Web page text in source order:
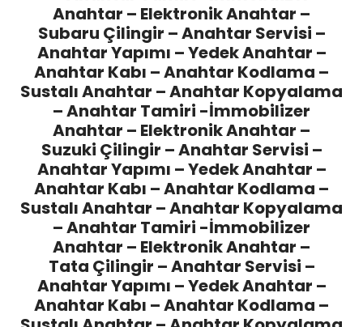
Anahtar – Elektronik Anahtar –
Subaru Çilingir – Anahtar Servisi –
Anahtar Yapımı – Yedek Anahtar –
Anahtar Kabı – Anahtar Kodlama –
Sustalı Anahtar – Anahtar Kopyalama
– Anahtar Tamiri -İmmobilizer
Anahtar – Elektronik Anahtar –
Suzuki Çilingir – Anahtar Servisi –
Anahtar Yapımı – Yedek Anahtar –
Anahtar Kabı – Anahtar Kodlama –
Sustalı Anahtar – Anahtar Kopyalama
– Anahtar Tamiri -İmmobilizer
Anahtar – Elektronik Anahtar –
Tata Çilingir – Anahtar Servisi –
Anahtar Yapımı – Yedek Anahtar –
Anahtar Kabı – Anahtar Kodlama –